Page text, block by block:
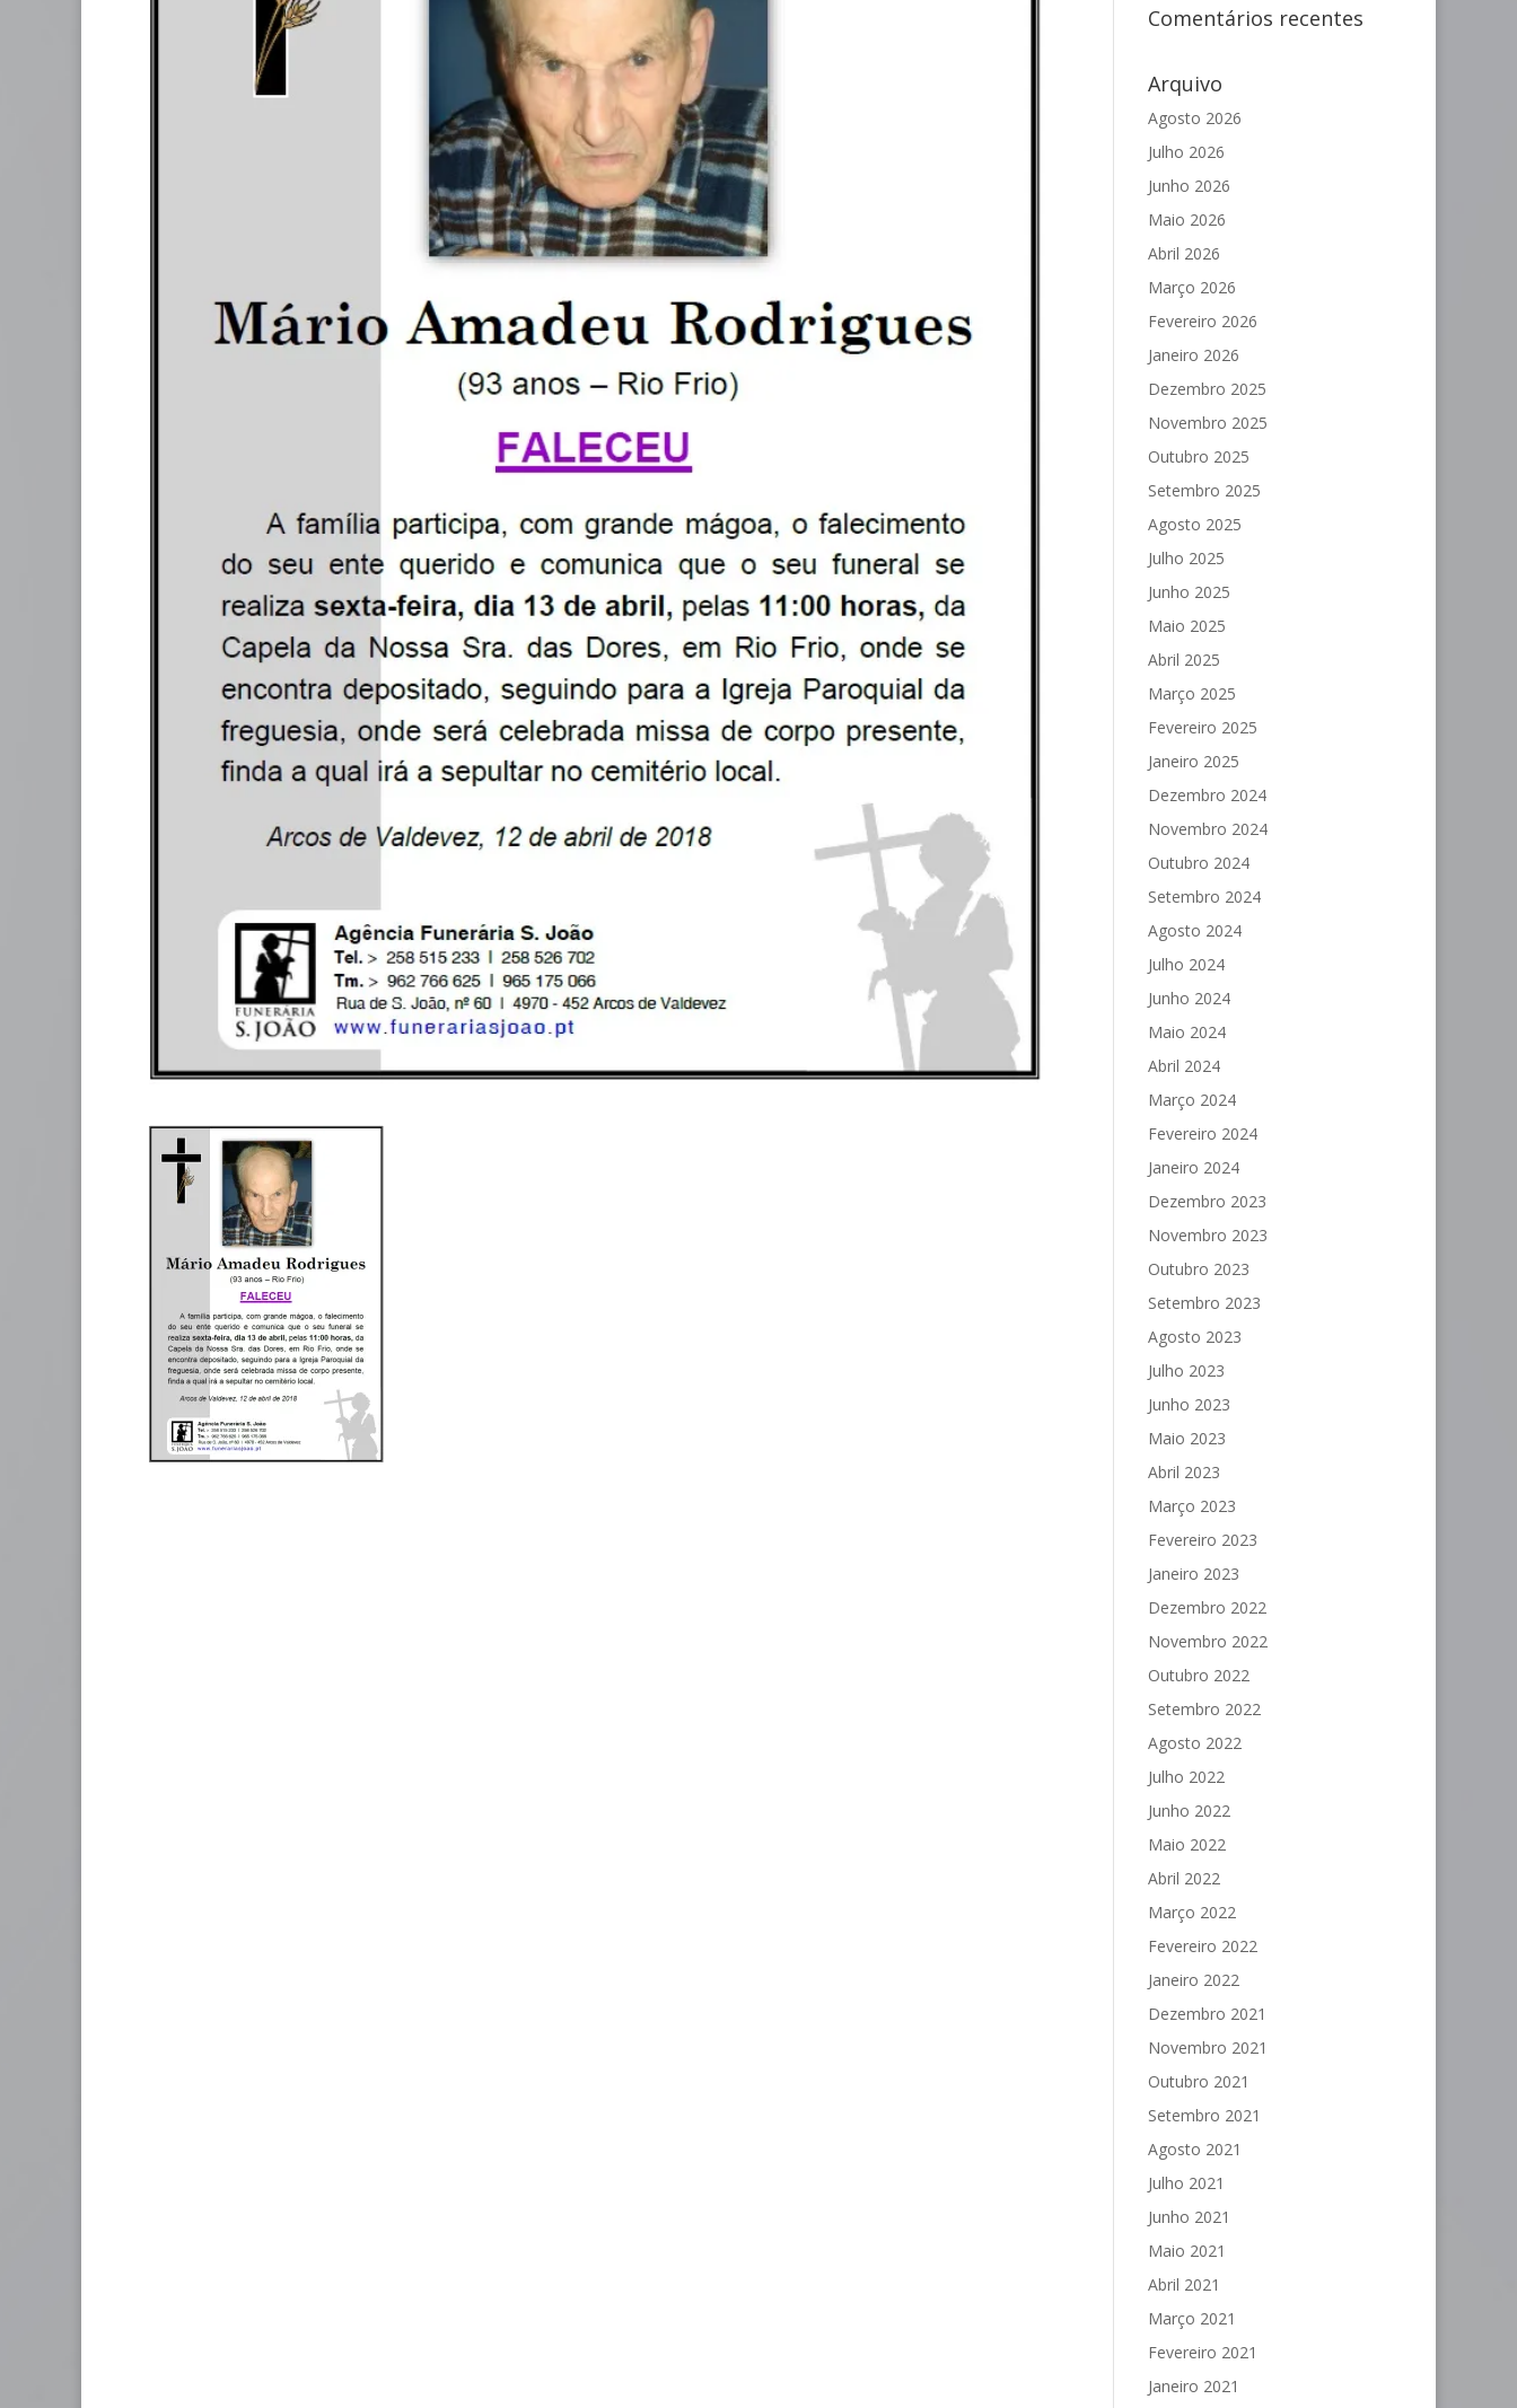
Comentários recentes
Arquivo
Agosto 2026
Julho 2026
Junho 2026
Maio 2026
Abril 2026
Março 2026
Fevereiro 2026
Janeiro 2026
Dezembro 2025
Novembro 2025
Outubro 2025
Setembro 2025
Agosto 2025
Julho 2025
Junho 2025
Maio 2025
Abril 2025
Março 2025
Fevereiro 2025
Janeiro 2025
Dezembro 2024
Novembro 2024
Outubro 2024
Setembro 2024
Agosto 2024
Julho 2024
Junho 2024
Maio 2024
Abril 2024
Março 2024
Fevereiro 2024
Janeiro 2024
Dezembro 2023
Novembro 2023
Outubro 2023
Setembro 2023
Agosto 2023
Julho 2023
Junho 2023
Maio 2023
Abril 2023
Março 2023
Fevereiro 2023
Janeiro 2023
Dezembro 2022
Novembro 2022
Outubro 2022
Setembro 2022
Agosto 2022
Julho 2022
Junho 2022
Maio 2022
Abril 2022
Março 2022
Fevereiro 2022
Janeiro 2022
Dezembro 2021
Novembro 2021
Outubro 2021
Setembro 2021
Agosto 2021
Julho 2021
Junho 2021
Maio 2021
Abril 2021
Março 2021
Fevereiro 2021
Janeiro 2021